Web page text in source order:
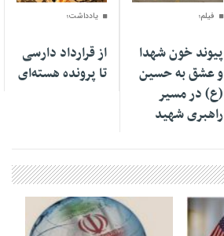
فیلم؛
پیوند خون شهدا
و عشق به حسین
(ع) در مسیر
راهبری شهید
یادداشت؛
از قرارداد دارسی
تا پرونده هسته‌ای